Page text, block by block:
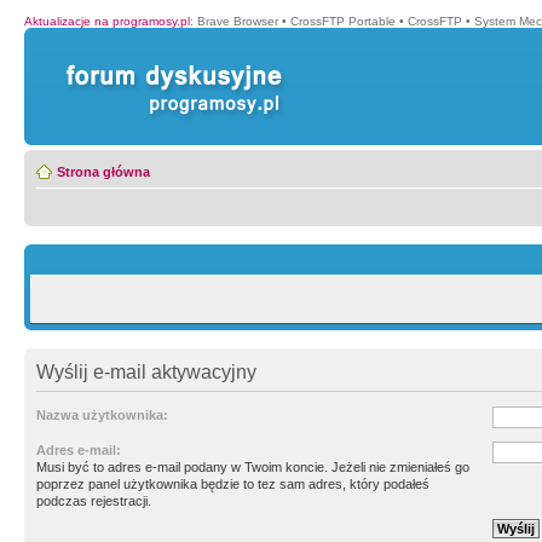
Aktualizacje na programosy.pl: Brave Browser • CrossFTP Portable • CrossFTP • System
Strona główna
Wyślij e-mail aktywacyjny
Nazwa użytkownika:
Adres e-mail:
Musi być to adres e-mail podany w Twoim koncie. Jeżeli nie zmieniałeś go
poprzez panel użytkownika będzie to tez sam adres, który podałeś
podczas rejestracji.